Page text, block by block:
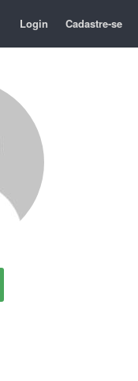
Login Cadastre-se